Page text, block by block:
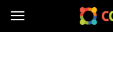
Colorowo.pl